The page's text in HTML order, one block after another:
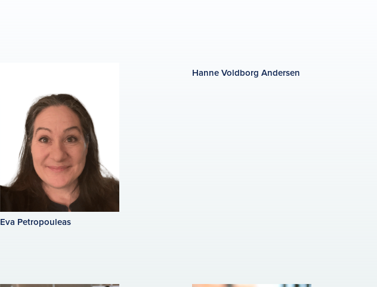
Eva Petropouleas
Hanne Voldborg Andersen